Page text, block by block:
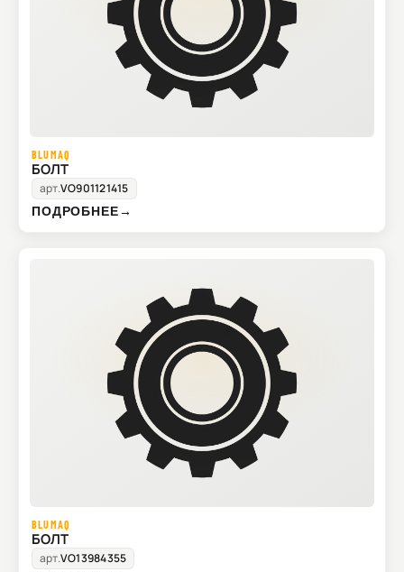
BLUMAQ
БОЛТ
арт.VO901121415
ПОДРОБНЕЕ→
BLUMAQ
БОЛТ
арт.VO13984355